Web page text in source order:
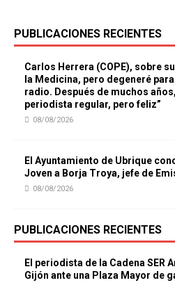
PUBLICACIONES RECIENTES
Carlos Herrera (COPE), sobre
la Medicina, pero degeneré
radio. Después de muchos
periodista regular, pero feliz”
08/08/2026
El Ayuntamiento de Ubrique
Joven a Borja Troya, jefe de
08/08/2026
PUBLICACIONES RECIENTES
El periodista de la Cadena SER
Gijón ante una Plaza Mayor de